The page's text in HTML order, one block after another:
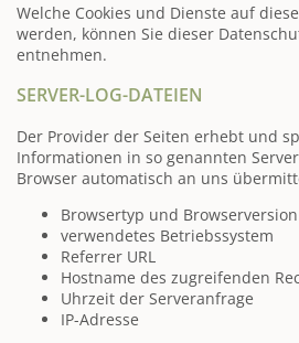
Welche Cookies und Dienste auf
werden, können Sie dieser
entnehmen.
SERVER-LOG-DATEIEN
Der Provider der Seiten erhebt und
Informationen in so genannten
Browser automatisch an uns
Browsertyp und Browserversion
verwendetes Betriebssystem
Referrer URL
Hostname des zugreifenden
Uhrzeit der Serveranfrage
IP-Adresse